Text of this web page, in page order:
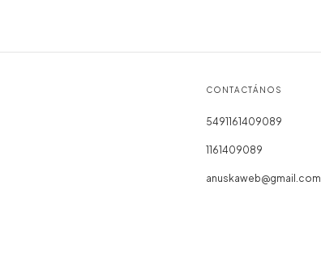
CONTACTÁNOS
5491161409089
1161409089
anuskaweb@gmail.com